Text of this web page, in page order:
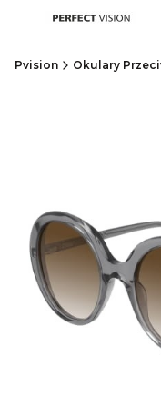
Pvision Okulary